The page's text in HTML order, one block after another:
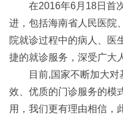
在2016年6月18日首
进，包括海南省人民医院
院就诊过程中的病人、医
捷的就诊服务，深受广大
目前,国家不断加大
效、优质的门诊服务的模
用，我们更有理由相信，